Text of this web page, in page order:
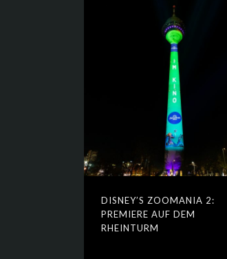
DISNEY’S ZOOMANIA 2:
PREMIERE AUF DEM
RHEINTURM